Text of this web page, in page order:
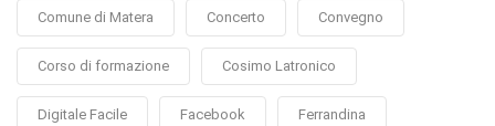
Comune di Matera Concerto Convegno
Corso di formazione Cosimo Latronico
Digitale Facile Facebook Ferrandina